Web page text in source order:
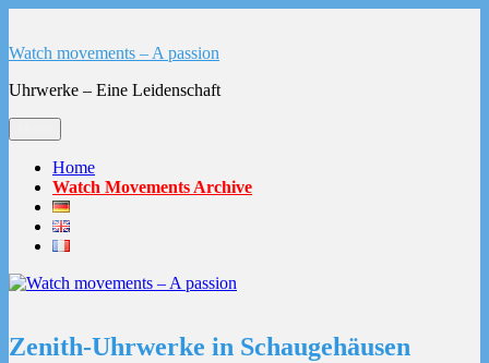
springen
Watch movements – A passion
Uhrwerke – Eine Leidenschaft
Home
Watch Movements Archive
Zenith-Uhrwerke in Schaugehäusen